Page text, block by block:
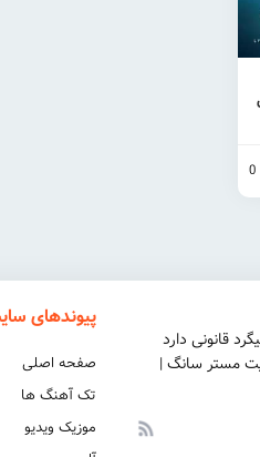
0
قانونی دارد
مستر سانگ |
پیوندهای
صفحه اصلی
تک آهنگ ها
موزیک ویدیو